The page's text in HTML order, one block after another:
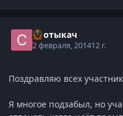
Спотыкач
2 февраля, 201412 г.
Поздравляю всех
Я многое подзабыл, но